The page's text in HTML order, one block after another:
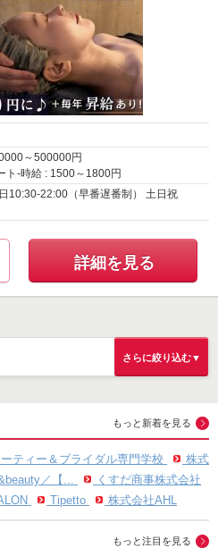
～500000円
ト-時給 : 1500～ 1800円
10:30-22:00（早番遅番制） 土日祝
詳細を見る
さらに絞り込む▼
もっと新着を見る
ティー＆ブライダル専門学校
株式
／【...
くすだ商事株式会社
Tipetto 株式会社AHL
もっと注目を見る